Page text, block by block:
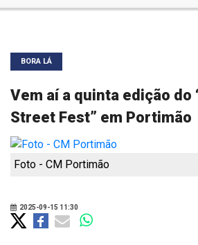
BORA LÁ
Vem aí a quinta edição do
Street Fest” em Portimão
Foto - CM Portimão
2025-09-15 11:30